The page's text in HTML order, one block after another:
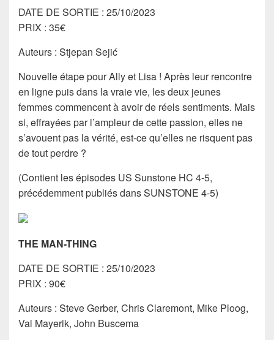
DATE DE SORTIE : 25/10/2023
PRIX : 35€
Auteurs : Stjepan Sejić
Nouvelle étape pour Ally et Lisa ! Après leur rencontre
en ligne puis dans la vraie vie, les deux jeunes
femmes commencent à avoir de réels sentiments. Mais
si, effrayées par l’ampleur de cette passion, elles ne
s’avouent pas la vérité, est-ce qu’elles ne risquent pas
de tout perdre ?
(Contient les épisodes US Sunstone HC 4-5,
précédemment publiés dans SUNSTONE 4-5)
THE MAN-THING
DATE DE SORTIE : 25/10/2023
PRIX : 90€
Auteurs : Steve Gerber, Chris Claremont, Mike Ploog,
Val Mayerik, John Buscema